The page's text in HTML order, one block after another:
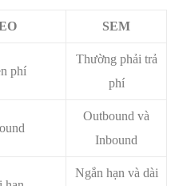
SEM
phí
Thường phải trả
phí
Outbound và
Inbound
Ngắn hạn và dài